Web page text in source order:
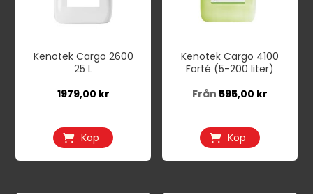
Kenotek Cargo 2600
25 L
1979,00 kr
Köp
Kenotek Cargo 4100
Forté (5-200 liter)
Från 595,00 kr
Köp
flera
varianter.
olika
kan